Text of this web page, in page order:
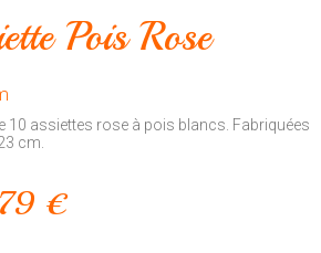
Pois Rose
10 assiettes rose à pois blancs. Fabriquées
cm.
€